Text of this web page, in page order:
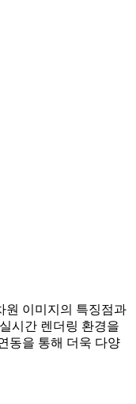
원 이미지의 특징점과
시간 렌더링 환경을
동을 통해 더욱 다양